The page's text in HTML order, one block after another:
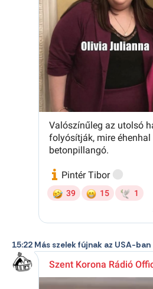
15:22 Más szelek fújnak az USA-ban